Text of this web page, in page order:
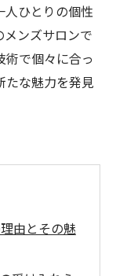
人ひとりの個性
ンズサロンで
術で個々に合っ
たな魅力を発見
由とその魅